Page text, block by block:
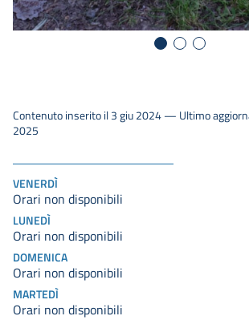
VENERDÌ
Orari non disponibili
LUNEDÌ
Orari non disponibili
DOMENICA
Orari non disponibili
MARTEDÌ
Orari non disponibili
Contenuto inserito il 3 giu 2024 — Ultimo
2025